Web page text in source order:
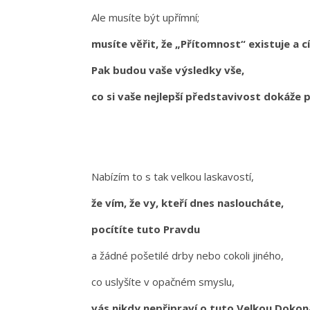
Ale musíte být upřímní;
musíte věřit, že „Přítomnost“ existuje a
Pak budou vaše výsledky vše,
co si vaše nejlepší představivost dokáže
Nabízím to s tak velkou laskavostí,
že vím, že vy, kteří dnes nasloucháte,
pocítíte tuto Pravdu
a žádné pošetilé drby nebo cokoli jiného,
co uslyšíte v opačném smyslu,